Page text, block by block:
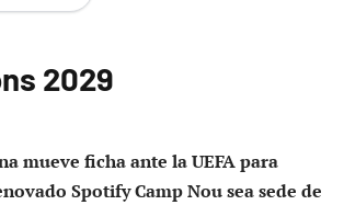
2029
mueve ficha ante la UEFA para
Spotify Camp Nou sea sede de